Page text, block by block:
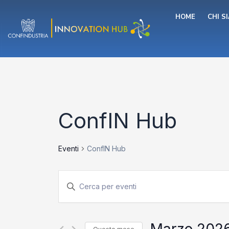
contenuto
HOME CHI
ConfIN Hub
Eventi ConfIN Hub
Eventi
Ricerca
Inserisci
Parola
Chiave.